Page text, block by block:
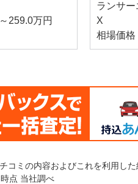
259.0万円
ランサ
X
相場価格
コミの内容およびこれを利用した
点 当社調べ